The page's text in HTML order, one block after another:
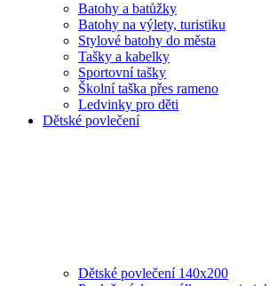
Batohy a batůžky
Batohy na výlety, turistiku
Stylové batohy do města
Tašky a kabelky
Sportovní tašky
Školní taška přes rameno
Ledvinky pro děti
Dětské povlečení
Dětské povlečení 140x200